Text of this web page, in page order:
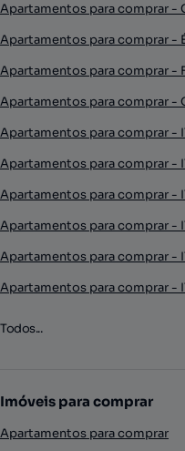
Apartamentos para comprar -
Apartamentos para comprar -
Apartamentos para comprar -
Apartamentos para comprar -
Apartamentos para comprar -
Apartamentos para comprar -
Apartamentos para comprar -
Apartamentos para comprar -
Apartamentos para comprar -
Apartamentos para comprar -
Todos...
Imóveis para comprar
Apartamentos para comprar